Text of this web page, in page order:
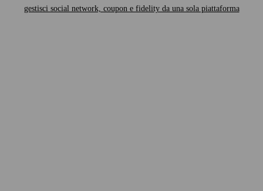
gestisci social network, coupon e fidelity da una sola piattaforma